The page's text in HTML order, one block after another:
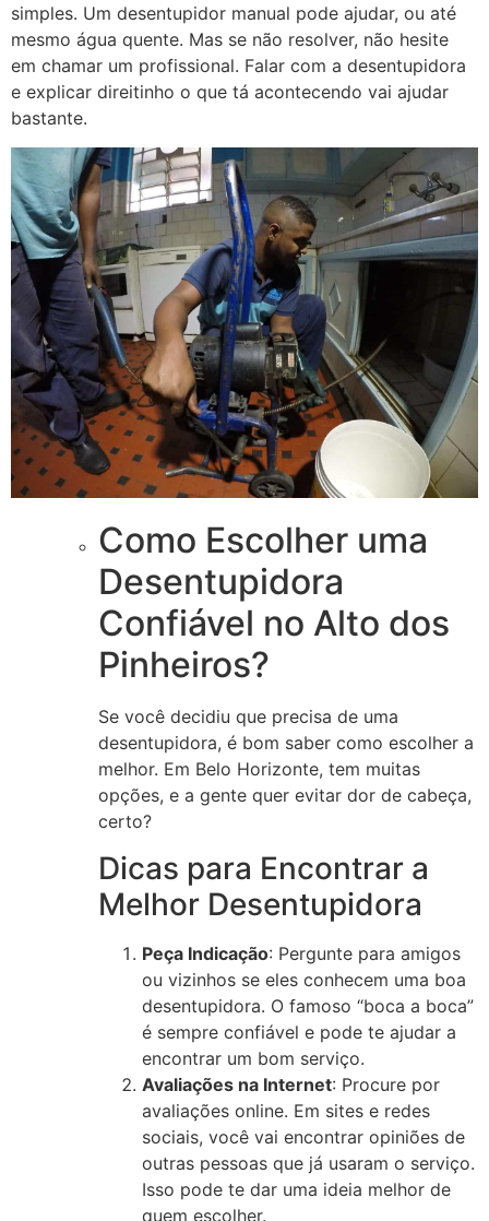
simples. Um desentupidor manual pode ajudar, ou até
mesmo água quente. Mas se não resolver, não hesite
em chamar um profissional. Falar com a desentupidora
e explicar direitinho o que tá acontecendo vai ajudar
bastante.
Como Escolher uma
Desentupidora
Confiável no Alto dos
Pinheiros?
Se você decidiu que precisa de uma
desentupidora, é bom saber como escolher a
melhor. Em Belo Horizonte, tem muitas
opções, e a gente quer evitar dor de cabeça,
certo?
Dicas para Encontrar a
Melhor Desentupidora
Peça Indicação: Pergunte para amigos
ou vizinhos se eles conhecem uma boa
desentupidora. O famoso “boca a boca”
é sempre confiável e pode te ajudar a
encontrar um bom serviço.
Avaliações na Internet: Procure por
avaliações online. Em sites e redes
sociais, você vai encontrar opiniões de
outras pessoas que já usaram o serviço.
Isso pode te dar uma ideia melhor de
quem escolher.